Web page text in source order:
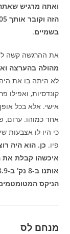
ואתה מרגיש
בשמיים.
את ההרגשה קשה
מהולה בהערצה
לא היתה בו את
קונדסיות, ואפילו
אישי. אלא בכל
אחד כמוהו. ערום,
כי היו לו אצבעות
פיו. כן. הוא היה
איכשהו קבלת את
הניקס
מנחם לס